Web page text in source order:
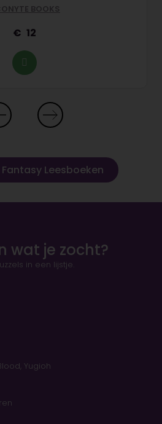
BOOKS
12
Leesboeken
wat je zocht?
in een lijstje.
Yugioh